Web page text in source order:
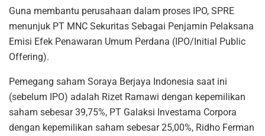
Guna membantu perusahaan dalam proses IPO, SPRE
menunjuk PT MNC Sekuritas Sebagai Penjamin Pelaksana
Emisi Efek Penawaran Umum Perdana (IPO/Initial Public
Offering).
Pemegang saham Soraya Berjaya Indonesia saat ini
(sebelum IPO) adalah Rizet Ramawi dengan kepemilikan
saham sebesar 39,75%, PT Galaksi Investama Corpora
dengan kepemilikan saham sebesar 25,00%, Ridho Ferman